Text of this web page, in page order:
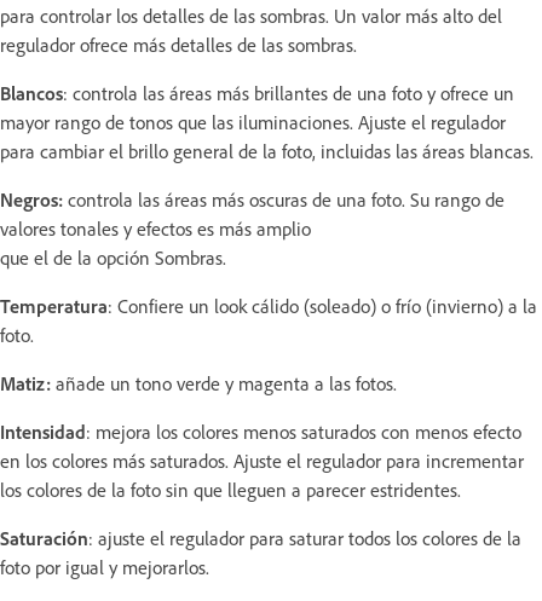
para controlar los detalles de las sombras. Un valor más alto del
regulador ofrece más detalles de las sombras.
Blancos: controla las áreas más brillantes de una foto y ofrece un
mayor rango de tonos que las iluminaciones. Ajuste el regulador
para cambiar el brillo general de la foto, incluidas las áreas blancas.
Negros: controla las áreas más oscuras de una foto. Su rango de
valores tonales y efectos es más amplio
que el de la opción Sombras.
Temperatura: Confiere un look cálido (soleado) o frío (invierno) a la
foto.
Matiz: añade un tono verde y magenta a las fotos.
Intensidad: mejora los colores menos saturados con menos efecto
en los colores más saturados. Ajuste el regulador para incrementar
los colores de la foto sin que lleguen a parecer estridentes.
Saturación: ajuste el regulador para saturar todos los colores de la
foto por igual y mejorarlos.